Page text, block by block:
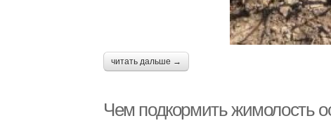
читать дальше →
Чем подкормить жимолость